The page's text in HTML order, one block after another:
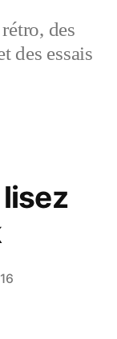
des
des essais